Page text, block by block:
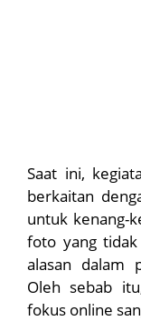
Saat ini,
berkaitan
untuk kenang-
foto yang
alasan dalam
Oleh sebab
fokus online